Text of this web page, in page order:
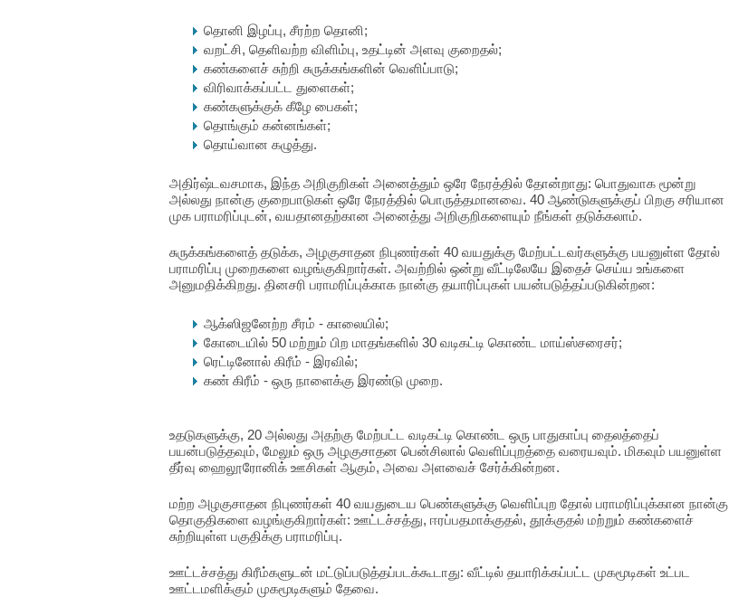
தொனி இழப்பு, சீரற்ற தொனி;
வறட்சி, தெளிவற்ற விளிம்பு, உதட்டின் அளவு குறைதல்;
கண்களைச் சுற்றி சுருக்கங்களின் வெளிப்பாடு;
விரிவாக்கப்பட்ட துளைகள்;
கண்களுக்குக் கீழே பைகள்;
தொங்கும் கன்னங்கள்;
தொய்வான கழுத்து.
அதிர்ஷ்டவசமாக, இந்த அறிகுறிகள் அனைத்தும் ஒரே நேரத்தில் தோன்றாது: பொதுவாக மூன்று
அல்லது நான்கு குறைபாடுகள் ஒரே நேரத்தில் பொருத்தமானவை. 40 ஆண்டுகளுக்குப் பிறகு சரியான
முக பராமரிப்புடன், வயதானதற்கான அனைத்து அறிகுறிகளையும் நீங்கள் தடுக்கலாம்.
சுருக்கங்களைத் தடுக்க, அழகுசாதன நிபுணர்கள் 40 வயதுக்கு மேற்பட்டவர்களுக்கு பயனுள்ள தோல்
பராமரிப்பு முறைகளை வழங்குகிறார்கள். அவற்றில் ஒன்று வீட்டிலேயே இதைச் செய்ய உங்களை
அனுமதிக்கிறது. தினசரி பராமரிப்புக்காக நான்கு தயாரிப்புகள் பயன்படுத்தப்படுகின்றன:
ஆக்ஸிஜனேற்ற சீரம் - காலையில்;
கோடையில் 50 மற்றும் பிற மாதங்களில் 30 வடிகட்டி கொண்ட மாய்ஸ்சரைசர்;
ரெட்டினோல் கிரீம் - இரவில்;
கண் கிரீம் - ஒரு நாளைக்கு இரண்டு முறை.
உதடுகளுக்கு, 20 அல்லது அதற்கு மேற்பட்ட வடிகட்டி கொண்ட ஒரு பாதுகாப்பு தைலத்தைப்
பயன்படுத்தவும், மேலும் ஒரு அழகுசாதன பென்சிலால் வெளிப்புறத்தை வரையவும். மிகவும் பயனுள்ள
தீர்வு ஹைலூரோனிக் ஊசிகள் ஆகும், அவை அளவைச் சேர்க்கின்றன.
மற்ற அழகுசாதன நிபுணர்கள் 40 வயதுடைய பெண்களுக்கு வெளிப்புற தோல் பராமரிப்புக்கான நான்கு
தொகுதிகளை வழங்குகிறார்கள்: ஊட்டச்சத்து, ஈரப்பதமாக்குதல், தூக்குதல் மற்றும் கண்களைச்
சுற்றியுள்ள பகுதிக்கு பராமரிப்பு.
ஊட்டச்சத்து கிரீம்களுடன் மட்டுப்படுத்தப்படக்கூடாது: வீட்டில் தயாரிக்கப்பட்ட முகமூடிகள் உட்பட
ஊட்டமளிக்கும் முகமூடிகளும் தேவை.